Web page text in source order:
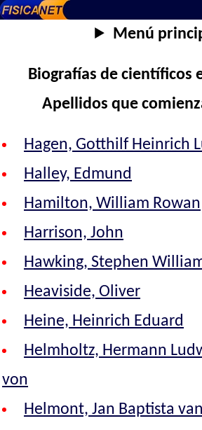
Menú
Biografías de científicos
Apellidos que
Hagen, Gotthilf Heinrich
Halley, Edmund
Hamilton, William Rowan
Harrison, John
Hawking, Stephen
Heaviside, Oliver
Heine, Heinrich Eduard
Helmholtz, Hermann
von
Helmont, Jan Baptista van